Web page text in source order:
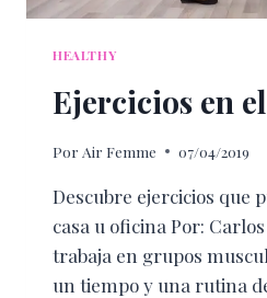
HEALTHY
Ejercicios en
Por Air Femme 07/04/2019
Descubre ejercicios que
casa u oficina Por:
trabaja en grupos
un tiempo y una rutina